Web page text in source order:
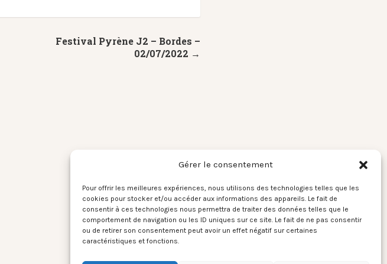
Gérer le consentement
Pour offrir les meilleures expériences, nous utilisons des technologies telles que les
cookies pour stocker et/ou accéder aux informations des appareils. Le fait de
consentir à ces technologies nous permettra de traiter des données telles que le
comportement de navigation ou les ID uniques sur ce site. Le fait de ne pas consentir
ou de retirer son consentement peut avoir un effet négatif sur certaines
caractéristiques et fonctions.
Festival Pyrène J2 – Bordes –
02/07/2022 →